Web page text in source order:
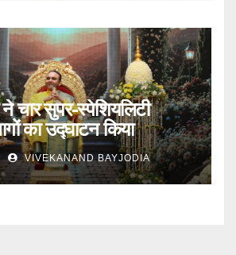
चार सुपर-स्पेशियलिटी
का उद्घाटन किया
VIVEKANAND BAYJODIA